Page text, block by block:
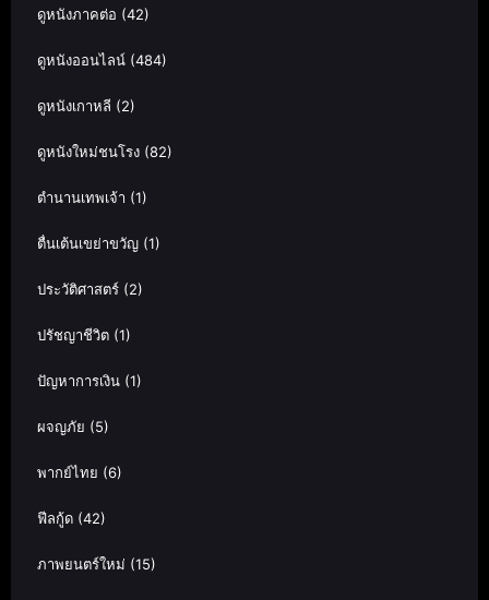
ดูหนังภาคต่อ (42)
ดูหนังออนไลน์ (484)
ดูหนังเกาหลี (2)
ดูหนังใหม่ชนโรง (82)
ตำนานเทพเจ้า (1)
ตื่นเต้นเขย่าขวัญ (1)
ประวัติศาสตร์ (2)
ปรัชญาชีวิต (1)
ปัญหาการเงิน (1)
ผจญภัย (5)
พากย์ไทย (6)
ฟีลกู้ด (42)
ภาพยนตร์ใหม่ (15)